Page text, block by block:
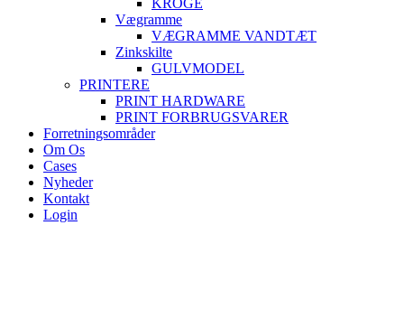
KROGE
Vægramme
VÆGRAMME VANDTÆT
Zinkskilte
GULVMODEL
PRINTERE
PRINT HARDWARE
PRINT FORBRUGSVARER
Forretningsområder
Om Os
Cases
Nyheder
Kontakt
Login